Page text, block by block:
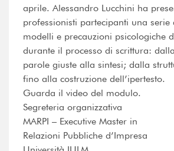
aprile. Alessandro Lucchini ha
professionisti partecipanti una serie
modelli e precauzioni psicologiche
durante il processo di scrittura:
parole giuste alla sintesi; dalla
fino alla costruzione dell’ipertesto.
Guarda il video del modulo.
Segreteria organizzativa
MARPI – Executive Master in
Relazioni Pubbliche d’Impresa